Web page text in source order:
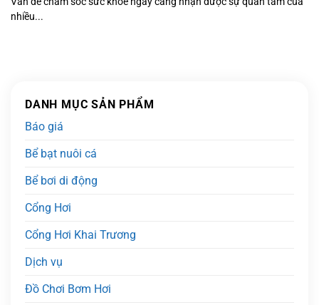
nhiều...
DANH MỤC SẢN PHẨM
Báo giá
Bể bạt nuôi cá
Bể bơi di động
Cổng Hơi
Cổng Hơi Khai Trương
Dịch vụ
Đồ Chơi Bơm Hơi